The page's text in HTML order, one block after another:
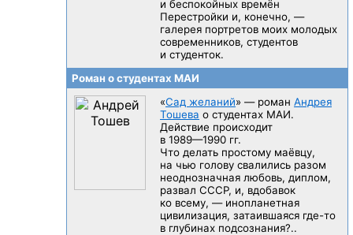
и беспокойных времён
Перестройки и, конечно, —
галерея портретов моих молодых
современников, студентов
и студенток.
Роман о студентах МАИ
«Сад желаний» — роман Андрея
Тошева о студентах МАИ.
Действие происходит
в 1989—1990 гг.
Что делать простому маёвцу,
на чью голову свалились разом
неоднозначная любовь, диплом,
развал CCCP, и, вдобавок
ко всему, — инопланетная
цивилизация, затаившаяся где-то
в глубинах подсознания?..